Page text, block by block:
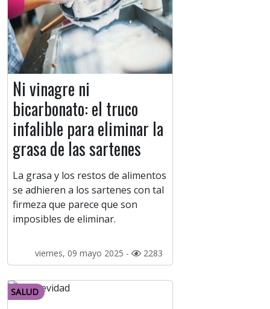
Ni vinagre ni
bicarbonato: el truco
infalible para eliminar la
grasa de las sartenes
La grasa y los restos de alimentos
se adhieren a los sartenes con tal
firmeza que parece que son
imposibles de eliminar.
viernes, 09 mayo 2025 - 2283
SALUD